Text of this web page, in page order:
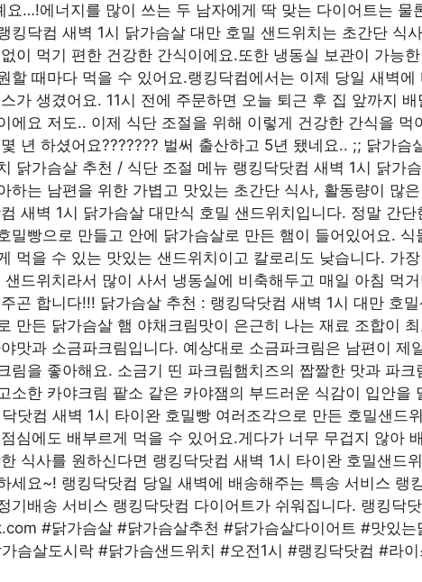
요…!에너지를 많이 쓰는 두 남자에게 딱 맞는 다이어트는 물
킹닥컴 새벽 1시 닭가슴살 대만 호밀 샌드위치는 초간단 식
이 먹기 편한 건강한 간식이에요.또한 냉동실 보관이 가능
할 때마다 먹을 수 있어요.랭킹닥컴에서는 이제 당일 새벽에
가 생겼어요. 11시 전에 주문하면 오늘 퇴근 후 집 앞까지
에요 저도.. 이제 식단 조절을 위해 이렇게 건강한 간식을 먹
년 하셨어요??????? 벌써 출산하고 5년 됐네요.. ;; 닭가슴
닭가슴살 추천 / 식단 조절 메뉴 랭킹닥닷컴 새벽 1시 닭가
하는 남편을 위한 가볍고 맛있는 초간단 식사, 활동량이 많
새벽 1시 닭가슴살 대만식 호밀 샌드위치입니다. 정말 간
밀빵으로 만들고 안에 닭가슴살로 만든 햄이 들어있어요. 식
먹을 수 있는 맛있는 샌드위치이고 칼로리도 낮습니다. 가
드위치라서 많이 사서 냉동실에 비축해두고 매일 아침 먹
곤 합니다!!! 닭가슴살 추천 : 랭킹닥닷컴 새벽 1시 대만 호
만든 닭가슴살 햄 야채크림맛이 은근히 나는 재료 조합이
맛과 소금파크림입니다. 예상대로 소금파크림은 남편이 제
림을 좋아해요. 소금기 띤 파크림햄치즈의 짭짤한 맛과 파크
소한 카야크림 팥소 같은 카야잼의 부드러운 식감이 입안을
닷컴 새벽 1시 타이완 호밀빵 여러조각으로 만든 호밀샌드
심에도 배부르게 먹을 수 있어요.게다가 너무 무겁지 않아
식사를 원하신다면 랭킹닥닷컴 새벽 1시 타이완 호밀샌드
세요~! 랭킹닥닷컴 당일 새벽에 배송해주는 특송 서비스 랭
기배송 서비스 랭킹닥닷컴 다이어트가 쉬워집니다. 랭킹닥
#닭가슴살 #닭가슴살추천 #닭가슴살다이어트 #맛있는
슴살도시락 #닭가슴샌드위치 #오전1시 #랭킹닥닷컴 #라